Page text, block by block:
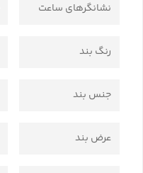
نشانگرهای ساعت
رنگ بند
جنس بند
عرض بند